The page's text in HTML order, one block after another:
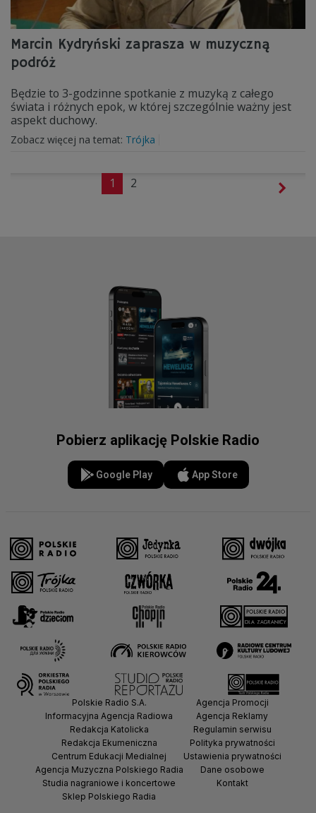
Marcin Kydryński zaprasza w muzyczną
podróż
Będzie to 3-godzinne spotkanie z muzyką z całego
świata i różnych epok, w której szczególnie ważny jest
aspekt duchowy.
Zobacz więcej na temat: Trójka
1 2
Pobierz aplikację Polskie Radio
Google Play App Store
Polskie Radio S.A.
Informacyjna Agencja Radiowa
Redakcja Katolicka
Redakcja Ekumeniczna
Centrum Edukacji Medialnej
Agencja Muzyczna Polskiego Radia
Studia nagraniowe i koncertowe
Sklep Polskiego Radia
Agencja Promocji
Agencja Reklamy
Regulamin serwisu
Polityka prywatności
Ustawienia prywatności
Dane osobowe
Kontakt